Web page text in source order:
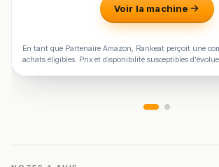
Voir la machine
En tant que Partenaire Amazon, Rankeat perçoit une
achats éligibles. Prix et disponibilité susceptibles